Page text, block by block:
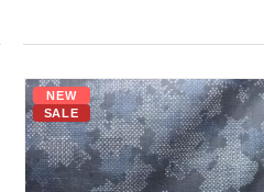
NEW
SALE